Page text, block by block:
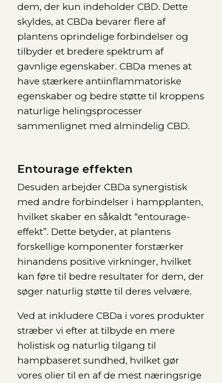
dem, der kun indeholder CBD. Dette
skyldes, at CBDa bevarer flere af
plantens oprindelige forbindelser og
tilbyder et bredere spektrum af
gavnlige egenskaber. CBDa menes at
have stærkere antiinflammatoriske
egenskaber og bedre støtte til kroppens
naturlige helingsprocesser
sammenlignet med almindelig CBD.
Entourage effekten
Desuden arbejder CBDa synergistisk
med andre forbindelser i hampplanten,
hvilket skaber en såkaldt “entourage-
effekt”. Dette betyder, at plantens
forskellige komponenter forstærker
hinandens positive virkninger, hvilket
kan føre til bedre resultater for dem, der
søger naturlig støtte til deres velvære.
Ved at inkludere CBDa i vores produkter
stræber vi efter at tilbyde en mere
holistisk og naturlig tilgang til
hampbaseret sundhed, hvilket gør
vores olier til en af de mest næringsrige